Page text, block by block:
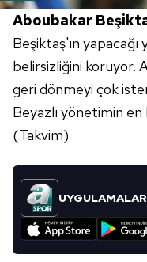
Aboubakar
Beşiktaş'ın
belirsizliğini koruyor.
geri dönmeyi çok
Beyazlı yönetimin
(Takvim)